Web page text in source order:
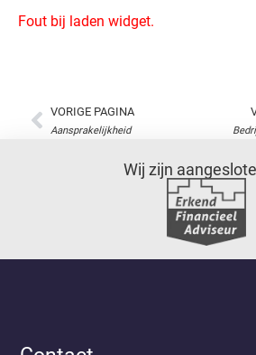
Fout bij laden widget.
VORIGE PAGINA
Aansprakelijkheid
Wij zijn